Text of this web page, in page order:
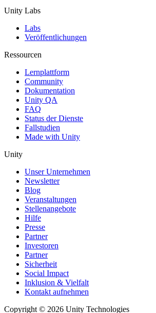
Unity Labs
Labs
Veröffentlichungen
Ressourcen
Lernplattform
Community
Dokumentation
Unity QA
FAQ
Status der Dienste
Fallstudien
Made with Unity
Unity
Unser Unternehmen
Newsletter
Blog
Veranstaltungen
Stellenangebote
Hilfe
Presse
Partner
Investoren
Partner
Sicherheit
Social Impact
Inklusion & Vielfalt
Kontakt aufnehmen
Copyright © 2026 Unity Technologies